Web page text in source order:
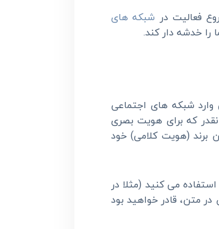
فعالیت در شبکه های
را خدشه دار کند.
شبکه های اجتماعی
که برای هویت بصری
برند (هویت کلامی) خود
می کنید (مثلا در
متن، قادر خواهید بود